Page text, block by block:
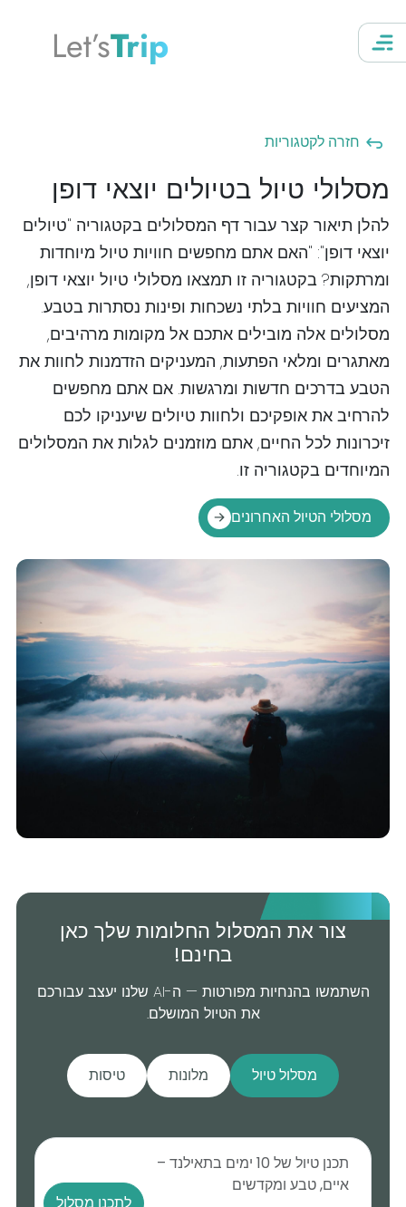
Let’sTrip
חזרה לקטגוריות
מסלולי טיול בטיולים יוצאי דופן
להלן תיאור קצר עבור דף המסלולים בקטגוריה "טיולים
יוצאי דופן": "האם אתם מחפשים חוויות טיול מיוחדות
ומרתקות? בקטגוריה זו תמצאו מסלולי טיול יוצאי דופן,
המציעים חוויות בלתי נשכחות ופינות נסתרות בטבע.
מסלולים אלה מובילים אתכם אל מקומות מרהיבים,
מאתגרים ומלאי הפתעות, המעניקים הזדמנות לחוות את
הטבע בדרכים חדשות ומרגשות. אם אתם מחפשים
להרחיב את אופקיכם ולחוות טיולים שיעניקו לכם
זיכרונות לכל החיים, אתם מוזמנים לגלות את המסלולים
המיוחדים בקטגוריה זו.
מסלולי הטיול האחרונים
צור את המסלול החלומות שלך כאן
בחינם!
השתמשו בהנחיות מפורטות — ה-AI שלנו יעצב עבורכם
את הטיול המושלם.
מסלול טיול מלונות טיסות